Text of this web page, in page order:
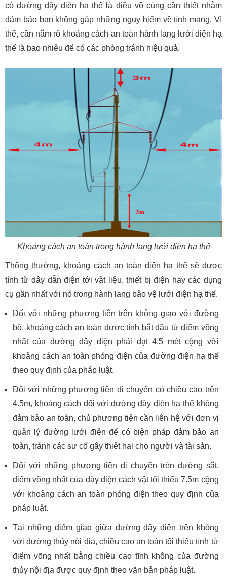
có đường dây điện hạ thế là điều vô cùng cần thiết nhằm
đảm bảo bạn không gặp những nguy hiểm về tính mạng. Vì
thế, cần nắm rõ khoảng cách an toàn hành lang lưới điện hạ
thế là bao nhiêu để có các phòng tránh hiệu quả.
Khoảng cách an toàn trong hành lang lưới điện hạ thế
Thông thường, khoảng cách an toàn điện hạ thế sẽ được
tính từ dây dẫn điện tới vật liệu, thiết bị điện hay các dụng
cụ gần nhất với nó trong hành lang bảo vệ lưới điện hạ thế.
Đối với những phương tiện trên không giao với đường
bộ, khoảng cách an toàn được tính bắt đầu từ điểm võng
nhất của đường dây điện phải đạt 4.5 mét cộng với
khoảng cách an toàn phóng điện của đường điện hạ thế
theo quy định của pháp luật.
Đối với những phương tiện di chuyển có chiều cao trên
4.5m, khoảng cách đối với đường dây điện hạ thế không
đảm bảo an toàn, chủ phương tiện cần liên hệ với đơn vị
quản lý đường lưới điện để có biện pháp đảm bảo an
toàn, tránh các sự cố gây thiệt hại cho người và tài sản.
Đối với những phương tiện di chuyển trên đường sắt,
điểm võng nhất của dây điện cách vật tối thiểu 7.5m cộng
với khoảng cách an toàn phóng điện theo quy định của
pháp luật.
Tại những điểm giao giữa đường dây điện trên không
với đường thủy nội địa, chiều cao an toàn tối thiểu tính từ
điểm võng nhất bằng chiều cao tĩnh không của đường
thủy nội địa được quy định theo văn bản pháp luật.